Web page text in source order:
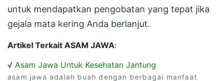
untuk mendapatkan pengobatan yang tepat jika
gejala mata kering Anda berlanjut.
Artikel Terkait ASAM JAWA:
√ Asam Jawa Untuk Kesehatan Jantung
asam jawa adalah buah dengan berbagai manfaat